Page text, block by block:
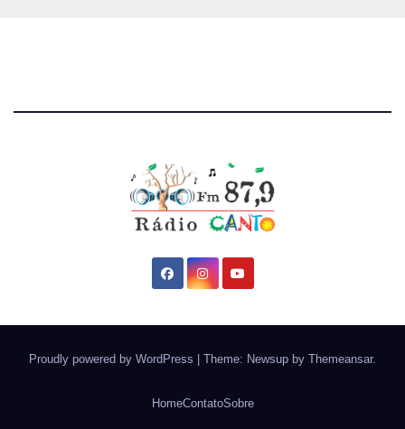
Proudly powered by WordPress Theme: Newsup by Themeansar.
HomeContatoSobre